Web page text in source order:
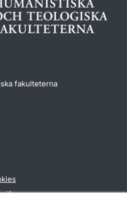
fakulteterna